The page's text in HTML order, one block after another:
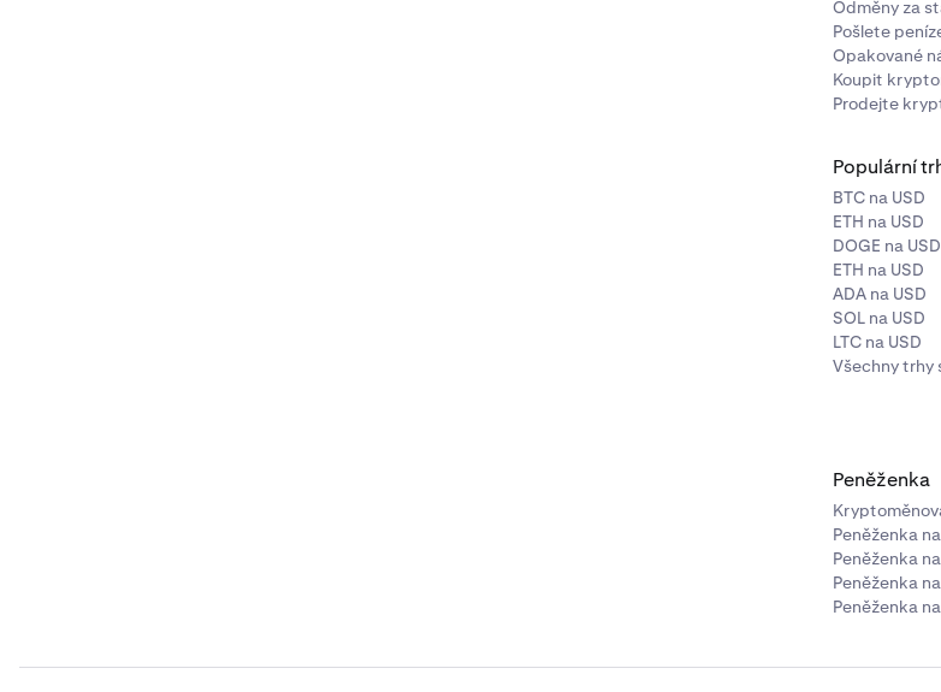
Odměny za
Pošlete
Opakované
Koupit
Prodejte
Populární
BTC na USD
ETH na USD
DOGE na USD
ETH na USD
ADA na USD
SOL na USD
LTC na USD
Všechny trhy
Peněženka
Peněženka
Peněženka
Peněženka
Peněženka